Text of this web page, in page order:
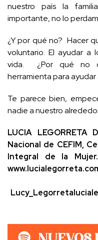
nuestro país la
importante, no lo
¿Y por qué no? Hacer
voluntario. El ayudar a
vida. ¿Por qué no
herramienta para
Te parece bien,
nadie a nuestro
LUCIA LEGORRETA
Nacional de CEFIM,
Integral de la
Lucy_Legorreta